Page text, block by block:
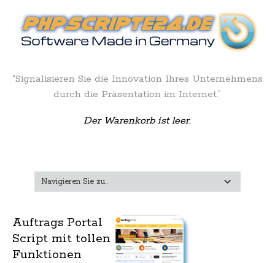
“Signalisieren Sie die Innovation Ihres Unternehmens
durch die Präsentation im Internet.”
Der Warenkorb ist leer.
Auftrags Portal
Script mit tollen
Funktionen